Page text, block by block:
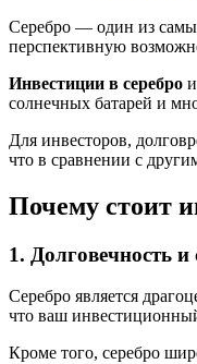
Серебро — один из
перспективную
Инвестиции в серебро
солнечных батарей и
Для инвесторов,
что в сравнении с
Почему стоит
1. Долговечность и
Серебро является
что ваш
Кроме того, серебро